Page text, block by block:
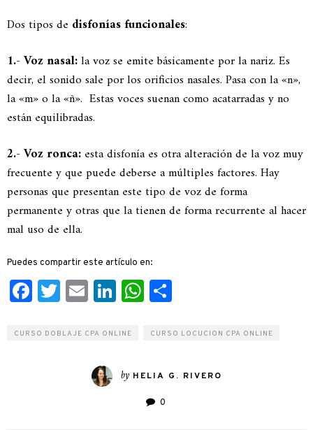
Dos tipos de disfonías funcionales:
1.- Voz nasal:la voz se emite básicamente por la nariz. Es
decir, el sonido sale por los orificios nasales. Pasa con la «n»,
la «m» o la «ñ». Estas voces suenan como acatarradas y no
están equilibradas.
2.- Voz ronca: esta disfonía es otra alteración de la voz muy
frecuente y que puede deberse a múltiples factores. Hay
personas que presentan este tipo de voz de forma
permanente y otras que la tienen de forma recurrente al hacer
mal uso de ella.
Puedes compartir este artículo en:
Facebook
Twitter
EmailLinkedIn
WhatsApp
CURSO DOBLAJE CPA ONLINE CURSO LOCUCION CPA ONLINE
by HELIA G. RIVERO
0